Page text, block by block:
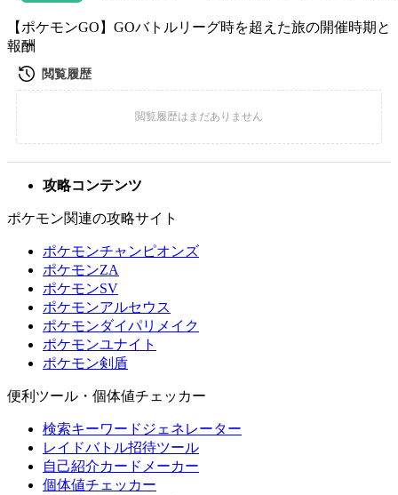
【ポケモンGO】GOバトルリーグ時を超えた旅の開催時期と
報酬
攻略コンテンツ
ポケモン関連の攻略サイト
ポケモンチャンピオンズ
ポケモンZA
ポケモンSV
ポケモンアルセウス
ポケモンダイパリメイク
ポケモンユナイト
ポケモン剣盾
便利ツール・個体値チェッカー
検索キーワードジェネレーター
レイドバトル招待ツール
自己紹介カードメーカー
個体値チェッカー